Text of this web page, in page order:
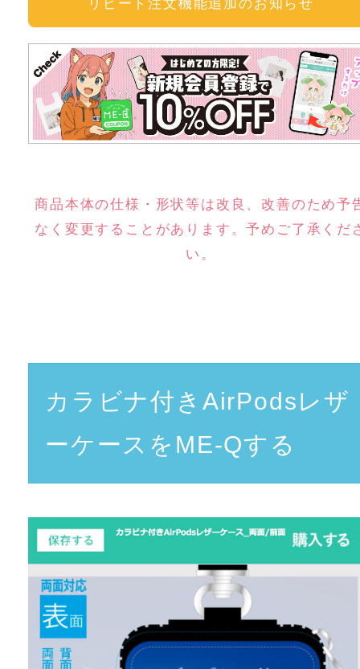
リピート注文機能追加のお知らせ
商品本体の仕様・形状等は改良、改善のため予
なく変更することがあります。予めご了承くだ
い。
カラビナ付きAirPodsレザ
ーケースをME-Qする